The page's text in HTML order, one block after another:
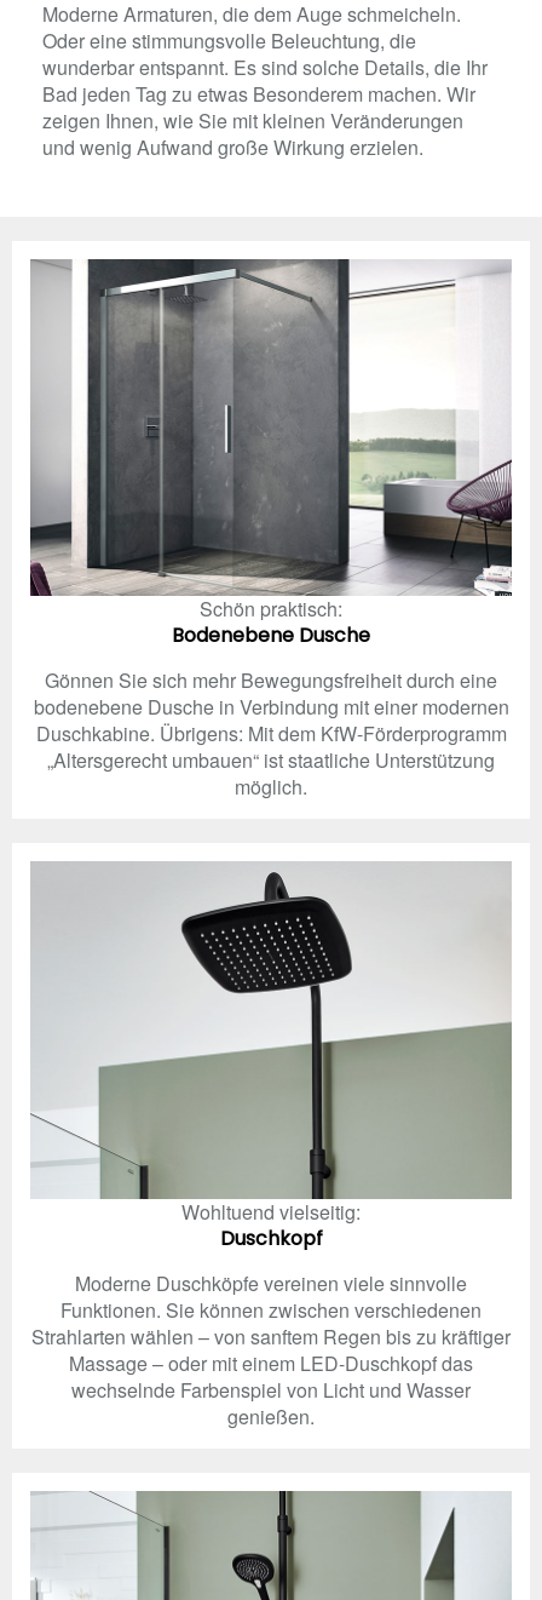
Moderne Armaturen, die dem Auge schmeicheln.
Oder eine stimmungsvolle Beleuchtung, die
wunderbar entspannt. Es sind solche Details, die Ihr
Bad jeden Tag zu etwas Besonderem machen. Wir
zeigen Ihnen, wie Sie mit kleinen Veränderungen
und wenig Aufwand große Wirkung erzielen.
Schön praktisch:
Bodenebene Dusche
Gönnen Sie sich mehr Bewegungsfreiheit durch eine
bodenebene Dusche in Verbindung mit einer modernen
Duschkabine. Übrigens: Mit dem KfW-Förderprogramm
„Altersgerecht umbauen“ ist staatliche Unterstützung
möglich.
Wohltuend vielseitig:
Duschkopf
Moderne Duschköpfe vereinen viele sinnvolle
Funktionen. Sie können zwischen verschiedenen
Strahlarten wählen – von sanftem Regen bis zu kräftiger
Massage – oder mit einem LED-Duschkopf das
wechselnde Farbenspiel von Licht und Wasser
genießen.